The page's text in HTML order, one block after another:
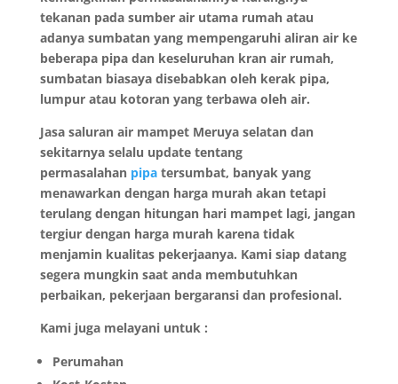
tekanan pada sumber air utama rumah atau
adanya sumbatan yang mempengaruhi aliran air ke
beberapa pipa dan keseluruhan kran air rumah,
sumbatan biasaya disebabkan oleh kerak pipa,
lumpur atau kotoran yang terbawa oleh air.
Jasa saluran air mampet Meruya selatan dan
sekitarnya selalu update tentang
permasalahan pipatersumbat, banyak yang
menawarkan dengan harga murah akan tetapi
terulang dengan hitungan hari mampet lagi, jangan
tergiur dengan harga murah karena tidak
menjamin kualitas pekerjaanya. Kami siap datang
segera mungkin saat anda membutuhkan
perbaikan, pekerjaan bergaransi dan profesional.
Kami juga melayani untuk :
Perumahan